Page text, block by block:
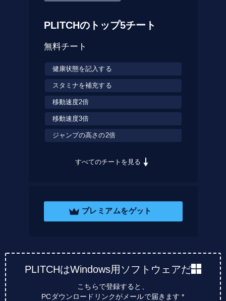
PLITCHのトップ5チート
無料チート
健康状態を記入する
スタミナを補充する
移動速度2倍
移動速度3倍
ジャンプの高さの2倍
すべてのチートを見る
プレミアムをゲット
PLITCHはWindows用ソフトウェアだ
こちらで登録すると、
PCダウンロードリンクがメールで届きます *